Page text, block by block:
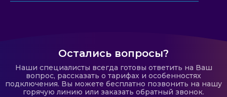
Остались вопросы?
Наши специалисты всегда готовы ответить на Ваш
вопрос, рассказать о тарифах и особенностях
подключения. Вы можете бесплатно позвонить на нашу
горячую линию или заказать обратный звонок.